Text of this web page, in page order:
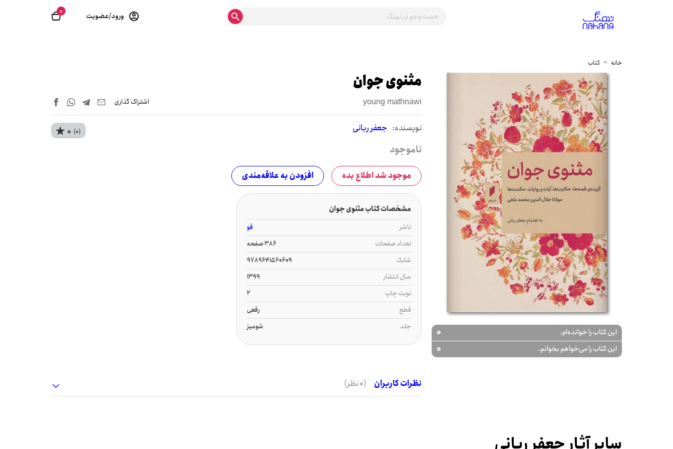
0 ورود/عضویت
خانه کتاب
این کتاب را خوانده‌ام. 0
این کتاب را می‌خواهم بخوانم. 0
مثنوی جوان
young mathnawi اشتراک‌ گذاری
نويسنده: جعفر ربانی 0 (0)
ناموجود
موجود شد اطلاع بده افزودن به علاقه‌مندی
مشخصات کتاب مثنوی جوان
ناشر
قو
تعداد صفحات
386 صفحه
شابک
9789641560609
سال انتشار
1399
نوبت چاپ
2
قطع
رقعی
جلد
شومیز
نظرات کاربران (0 نظر)
سایر آثار جعفر ربانی